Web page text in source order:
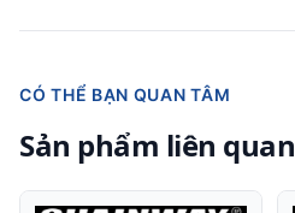
CÓ THỂ BẠN QUAN TÂM
Sản phẩm liên quan